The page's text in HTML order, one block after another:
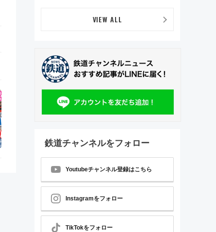
VIEW ALL
鉄道チャンネルをフォロー
Youtubeチャンネル登録はこちら
Instagramをフォロー
TikTokをフォロー